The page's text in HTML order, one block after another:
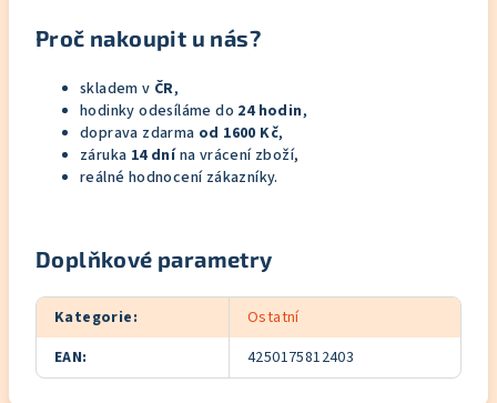
Proč nakoupit u nás?
skladem v ČR,
hodinky odesíláme do 24 hodin,
doprava zdarma od 1600 Kč,
záruka 14 dnína vrácení zboží,
reálné hodnocení zákazníky.
Doplňkové parametry
Kategorie:
Ostatní
EAN: 4250175812403